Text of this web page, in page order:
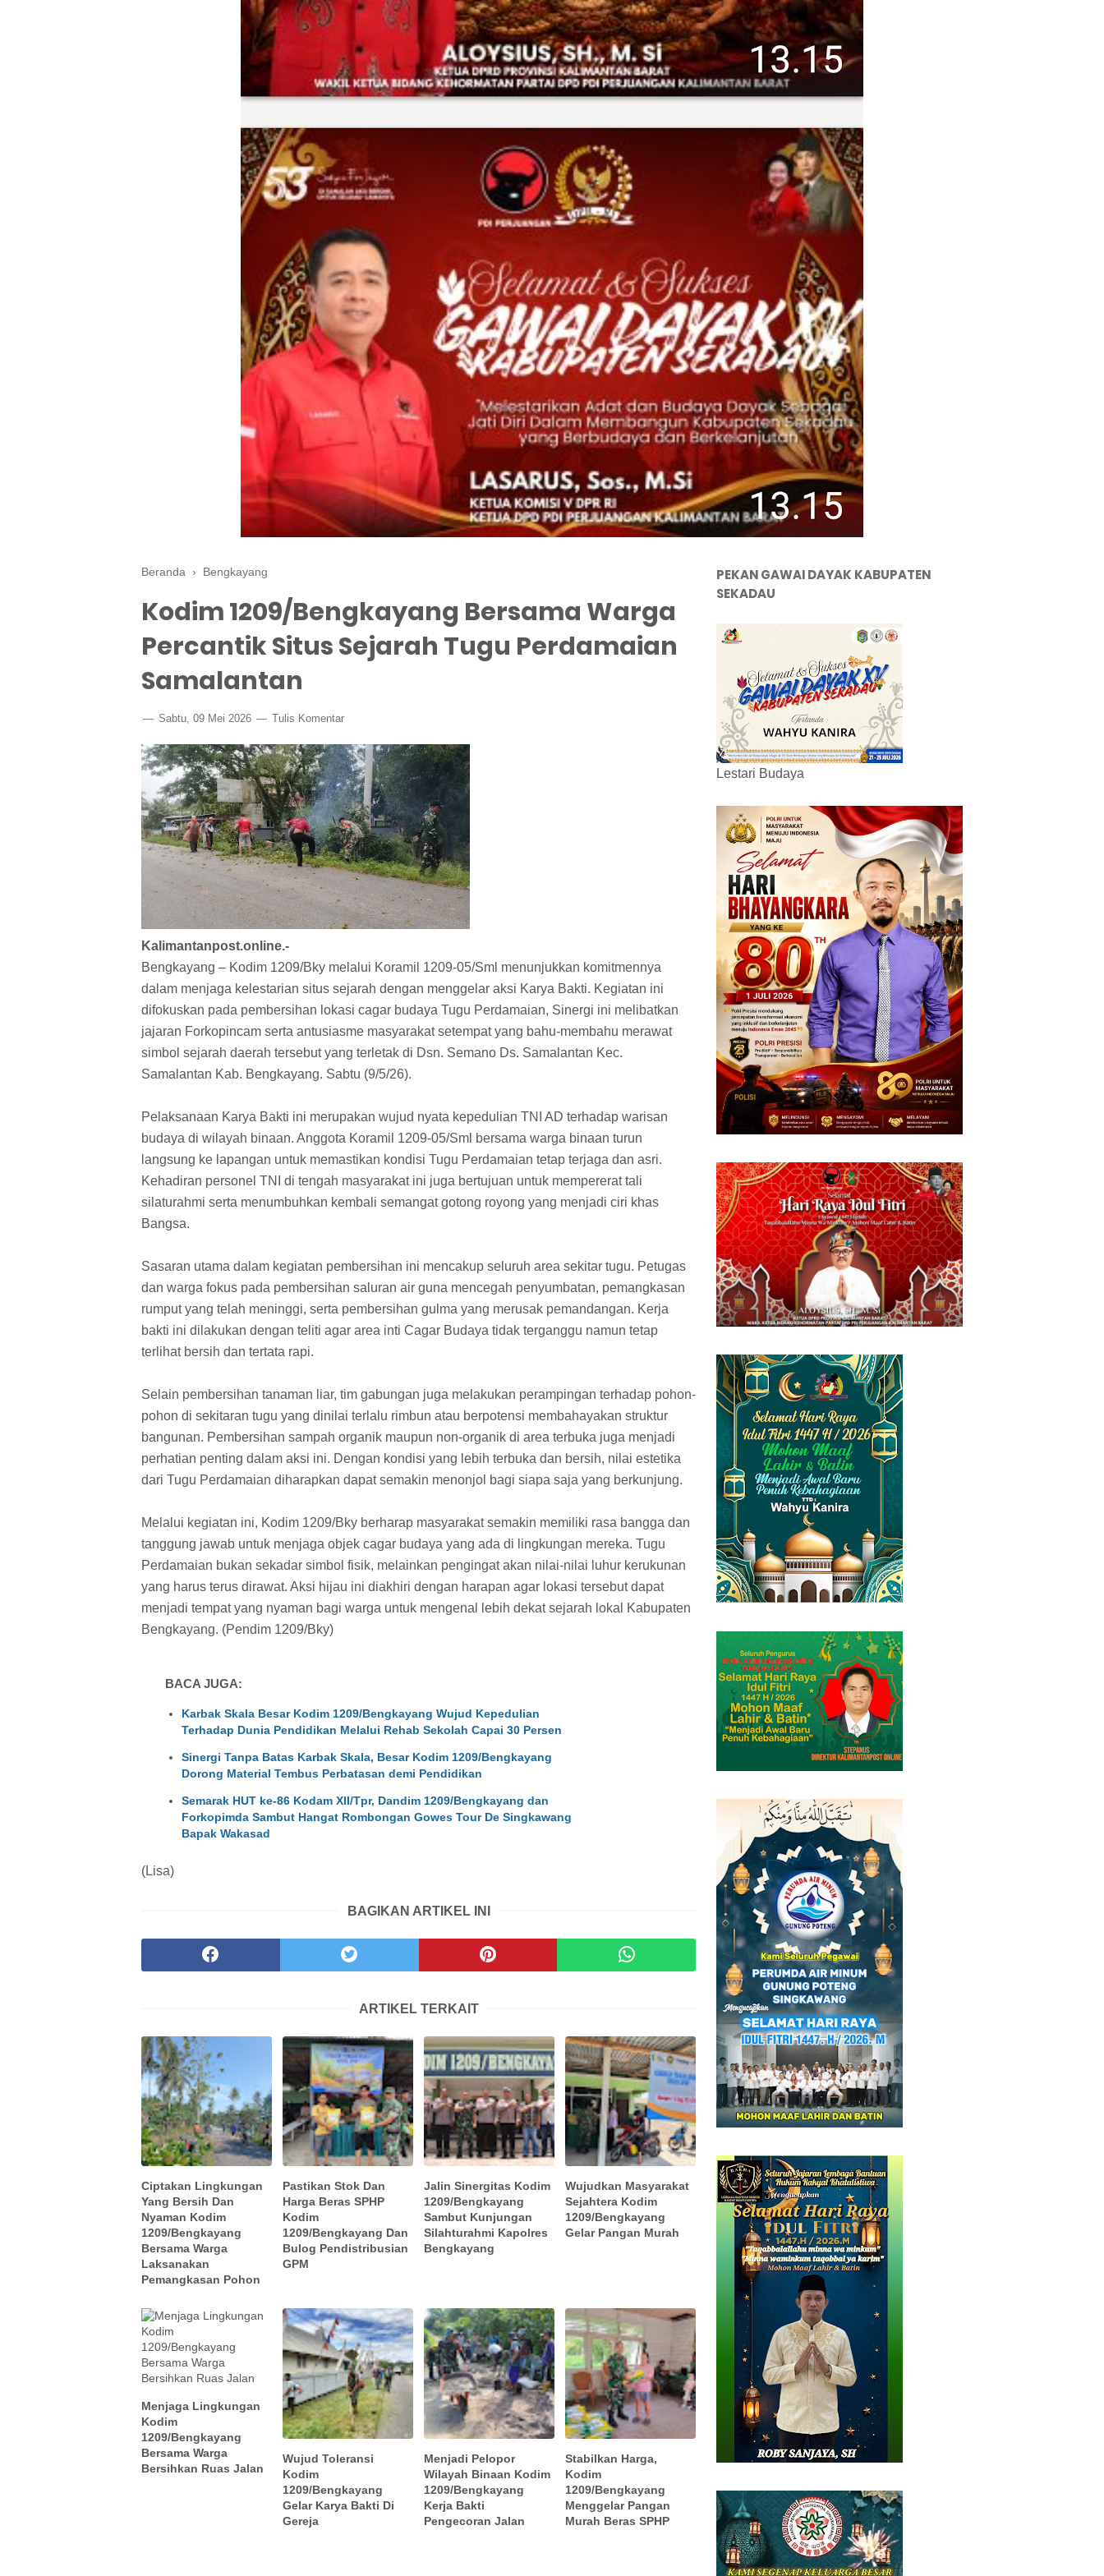
Beranda › Bengkayang
Kodim 1209/Bengkayang Bersama Warga
Percantik Situs Sejarah Tugu Perdamaian
Samalantan
Sabtu, 09 Mei 2026 Tulis Komentar
Kalimantanpost.online.-
Bengkayang – Kodim 1209/Bky melalui Koramil 1209-05/Sml menunjukkan komitmennya
dalam menjaga kelestarian situs sejarah dengan menggelar aksi Karya Bakti. Kegiatan ini
difokuskan pada pembersihan lokasi cagar budaya Tugu Perdamaian, Sinergi ini melibatkan
jajaran Forkopincam serta antusiasme masyarakat setempat yang bahu-membahu merawat
simbol sejarah daerah tersebut yang terletak di Dsn. Semano Ds. Samalantan Kec.
Samalantan Kab. Bengkayang. Sabtu (9/5/26).
Pelaksanaan Karya Bakti ini merupakan wujud nyata kepedulian TNI AD terhadap warisan
budaya di wilayah binaan. Anggota Koramil 1209-05/Sml bersama warga binaan turun
langsung ke lapangan untuk memastikan kondisi Tugu Perdamaian tetap terjaga dan asri.
Kehadiran personel TNI di tengah masyarakat ini juga bertujuan untuk mempererat tali
silaturahmi serta menumbuhkan kembali semangat gotong royong yang menjadi ciri khas
Bangsa.
Sasaran utama dalam kegiatan pembersihan ini mencakup seluruh area sekitar tugu. Petugas
dan warga fokus pada pembersihan saluran air guna mencegah penyumbatan, pemangkasan
rumput yang telah meninggi, serta pembersihan gulma yang merusak pemandangan. Kerja
bakti ini dilakukan dengan teliti agar area inti Cagar Budaya tidak terganggu namun tetap
terlihat bersih dan tertata rapi.
Selain pembersihan tanaman liar, tim gabungan juga melakukan perampingan terhadap pohon-
pohon di sekitaran tugu yang dinilai terlalu rimbun atau berpotensi membahayakan struktur
bangunan. Pembersihan sampah organik maupun non-organik di area terbuka juga menjadi
perhatian penting dalam aksi ini. Dengan kondisi yang lebih terbuka dan bersih, nilai estetika
dari Tugu Perdamaian diharapkan dapat semakin menonjol bagi siapa saja yang berkunjung.
Melalui kegiatan ini, Kodim 1209/Bky berharap masyarakat semakin memiliki rasa bangga dan
tanggung jawab untuk menjaga objek cagar budaya yang ada di lingkungan mereka. Tugu
Perdamaian bukan sekadar simbol fisik, melainkan pengingat akan nilai-nilai luhur kerukunan
yang harus terus dirawat. Aksi hijau ini diakhiri dengan harapan agar lokasi tersebut dapat
menjadi tempat yang nyaman bagi warga untuk mengenal lebih dekat sejarah lokal Kabupaten
Bengkayang. (Pendim 1209/Bky)
BACA JUGA:
Karbak Skala Besar Kodim 1209/Bengkayang Wujud Kepedulian
Terhadap Dunia Pendidikan Melalui Rehab Sekolah Capai 30 Persen
Sinergi Tanpa Batas Karbak Skala, Besar Kodim 1209/Bengkayang
Dorong Material Tembus Perbatasan demi Pendidikan
Semarak HUT ke-86 Kodam XII/Tpr, Dandim 1209/Bengkayang dan
Forkopimda Sambut Hangat Rombongan Gowes Tour De Singkawang
Bapak Wakasad
(Lisa)
BAGIKAN ARTIKEL INI
ARTIKEL TERKAIT
Ciptakan Lingkungan
Yang Bersih Dan
Nyaman Kodim
1209/Bengkayang
Bersama Warga
Laksanakan
Pemangkasan Pohon
Pastikan Stok Dan
Harga Beras SPHP
Kodim
1209/Bengkayang Dan
Bulog Pendistribusian
GPM
Jalin Sinergitas Kodim
1209/Bengkayang
Sambut Kunjungan
Silahturahmi Kapolres
Bengkayang
Wujudkan Masyarakat
Sejahtera Kodim
1209/Bengkayang
Gelar Pangan Murah
Menjaga Lingkungan
Kodim
1209/Bengkayang
Bersama Warga
Bersihkan Ruas Jalan
Wujud Toleransi
Kodim
1209/Bengkayang
Gelar Karya Bakti Di
Gereja
Menjadi Pelopor
Wilayah Binaan Kodim
1209/Bengkayang
Kerja Bakti
Pengecoran Jalan
Stabilkan Harga,
Kodim
1209/Bengkayang
Menggelar Pangan
Murah Beras SPHP
PEKAN GAWAI DAYAK KABUPATEN
SEKADAU
Lestari Budaya